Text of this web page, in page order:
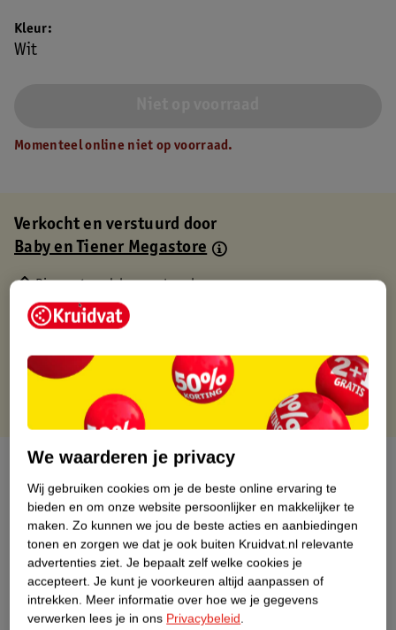
Kleur
Wit
Momenteel online niet op voorraad.
Verkocht en verstuurd door
Baby en Tiener Megastore
Binnen 1 werkdag verstuurd
Gratis thuisbezorgd
Gratis retourneren via verkooppartner.
Over dit product
Productinformatie
Nature Impact Score
Dit product heeft (nog) geen Nature
Impact Score.
Meer informatie
We waarderen je privacy
Wij gebruiken cookies om je de beste online ervaring te
bieden en om onze website persoonlijker en makkelijker te
maken. Zo kunnen we jou de beste acties en aanbiedingen
tonen en zorgen we dat je ook buiten Kruidvat.nl relevante
advertenties ziet. Je bepaalt zelf welke cookies je
accepteert. Je kunt je voorkeuren altijd aanpassen of
intrekken. Meer informatie over hoe we je gegevens
verwerken lees je in ons Privacybeleid.